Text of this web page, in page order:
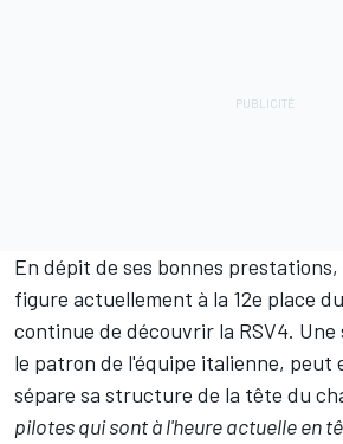
En dépit de ses bonnes
figure actuellement à la 12e place
continue de découvrir la RSV4.
le patron de l'équipe italienne, peut
sépare sa structure de la tête du
pilotes qui sont à l'heure actuelle en